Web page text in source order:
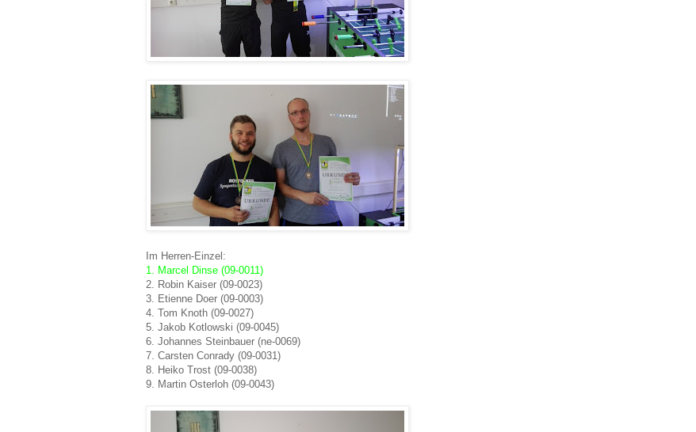
Im Herren-Einzel:
1. Marcel Dinse (09-0011)
2. Robin Kaiser (09-0023)
3. Etienne Doer (09-0003)
4. Tom Knoth (09-0027)
5. Jakob Kotlowski (09-0045)
6. Johannes Steinbauer (ne-0069)
7. Carsten Conrady (09-0031)
8. Heiko Trost (09-0038)
9. Martin Osterloh (09-0043)